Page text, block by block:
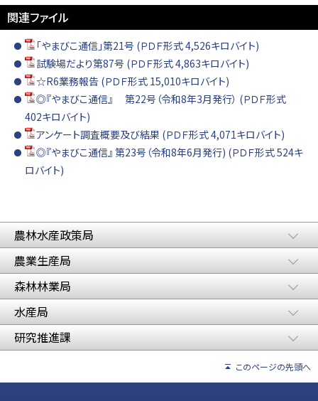
関連ファイル
「やまびこ通信」第21号 (ＰＤＦ形式 4,526キロバイト)
試験場だより第87号 (ＰＤＦ形式 4,863キロバイト)
☆R6業務報告 (ＰＤＦ形式 15,010キロバイト)
◎『やまびこ通信』 第22号（令和8年3月発行） (ＰＤＦ形式
402キロバイト)
アンケート調査概要及び結果 (ＰＤＦ形式 4,071キロバイト)
◎『やまびこ通信』 第23号（令和8年6月発行) (ＰＤＦ形式 524キ
ロバイト)
農林水産政策局
農業生産局
森林林業局
水産局
研究推進課
このページの先頭へ